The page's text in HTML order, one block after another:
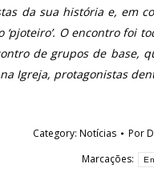
da sua história e, em
O encontro foi
de grupos de base,
Igreja, protagonistas
Category: Notícias Por
Marcações: